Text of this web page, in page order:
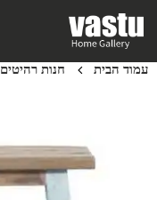
עמוד הבית חנות רהיטים